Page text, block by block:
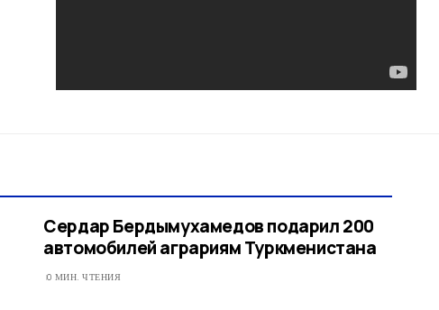
Сердар Бердымухамедов подарил 200
автомобилей аграриям Туркменистана
0 МИН. ЧТЕНИЯ